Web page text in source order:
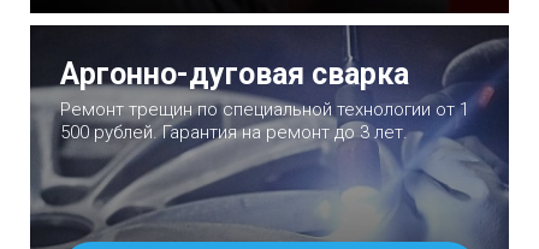
Аргонно-дуговая сварка
Ремонт трещин по специальной технологии от 1
500 рублей. Гарантия на ремонт до 3 лет.